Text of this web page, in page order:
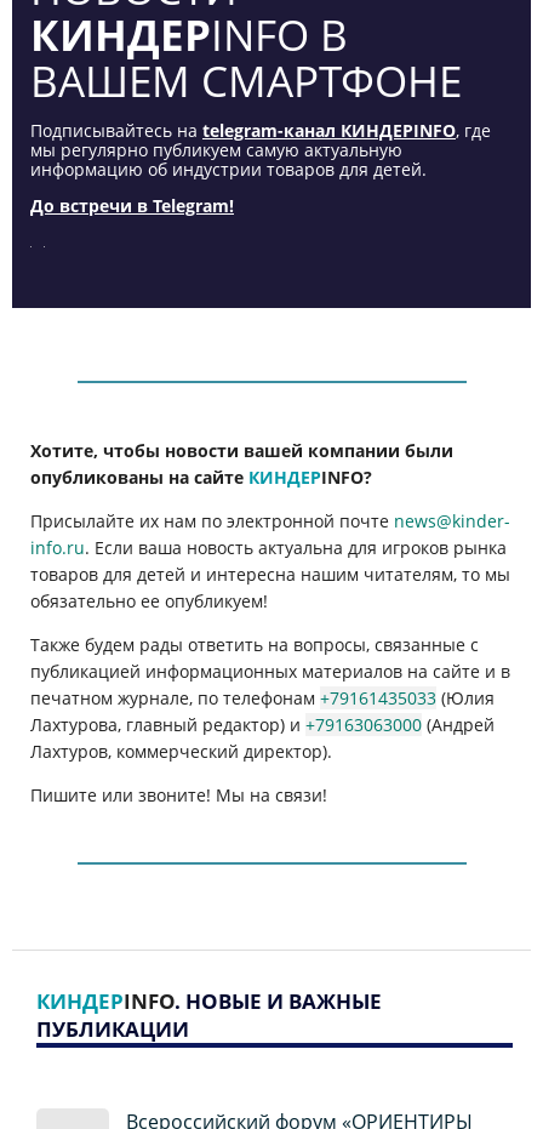
КИНДЕРINFO В
ВАШЕМ СМАРТФОНЕ
Подписывайтесь на telegram-канал КИНДЕРINFO, где
мы регулярно публикуем самую актуальную
информацию об индустрии товаров для детей.
До встречи в Telegram!
Хотите, чтобы новости вашей компании были
опубликованы на сайте КИНДЕРINFO?
Присылайте их нам по электронной почте news@kinder-
info.ru. Если ваша новость актуальна для игроков рынка
товаров для детей и интересна нашим читателям, то мы
обязательно ее опубликуем!
Также будем рады ответить на вопросы, связанные с
публикацией информационных материалов на сайте и в
печатном журнале, по телефонам +79161435033 (Юлия
Лахтурова, главный редактор) и +79163063000 (Андрей
Лахтуров, коммерческий директор).
Пишите или звоните! Мы на связи!
КИНДЕРINFO. НОВЫЕ И ВАЖНЫЕ
ПУБЛИКАЦИИ
Всероссийский форум «ОРИЕНТИРЫ